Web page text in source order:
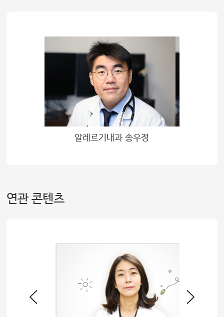
알레르기내과 송우정
연관 콘텐츠